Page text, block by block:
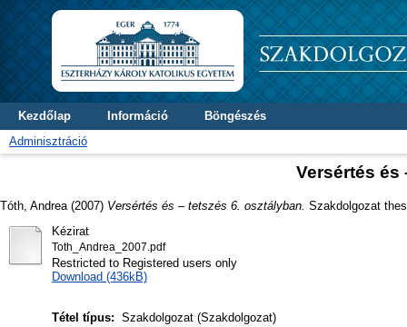
Kezdőlap Információ
Böngészés
Adminisztráció
Versértés és
Tóth, Andrea (2007) Versértés és – tetszés 6. osztályban. Szakdolgozat
Kézirat
Toth_Andrea_2007.pdf
Restricted to Registered users only
Download (436kB)
Tétel típus: Szakdolgozat (Szakdolgozat)